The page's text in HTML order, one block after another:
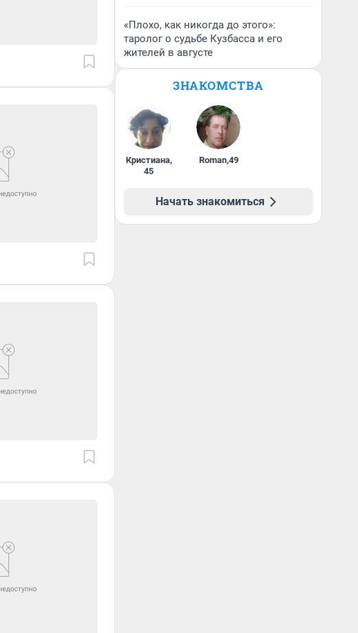
«Плохо, как никогда до этого»:
таролог о судьбе Кузбасса и его
жителей в августе
ЗНАКОМСТВА
Кристиана,
45
Roman,49
Начать знакомиться